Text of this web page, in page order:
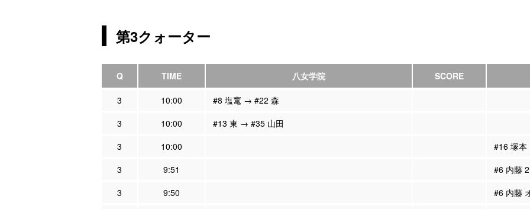
第3クォーター
Q TIME 八女学院 SCORE
3 10:00
#8 塩竃 → #22 森
3
10:00
#13 東 → #35 山田
3
10:00
#16 塚
3
9:51
#6 内藤
3
9:50
#6 内藤